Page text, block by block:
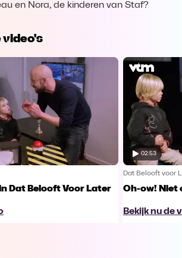
en Nora, de kinderen van Staf?
video's
Dat Belooft Voor Later
02:53
Dat Belooft voor
Oh-ow! Niet
Bekijk nu de